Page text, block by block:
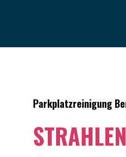
Parkplatzreinigung